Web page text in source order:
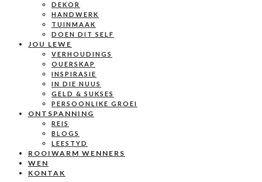
DEKOR
HANDWERK
TUINMAAK
DOEN DIT SELF
JOU LEWE
VERHOUDINGS
OUERSKAP
INSPIRASIE
IN DIE NUUS
GELD & SUKSES
PERSOONLIKE GROEI
ONTSPANNING
REIS
BLOGS
LEESTYD
ROOIWARM WENNERS
WEN
KONTAK